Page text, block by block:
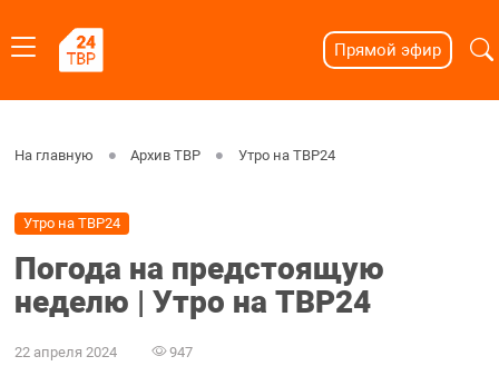
Прямой эфир
На главную Архив ТВР Утро на ТВР24
Утро на ТВР24
Погода на предстоящую
неделю | Утро на ТВР24
22 апреля 2024 947